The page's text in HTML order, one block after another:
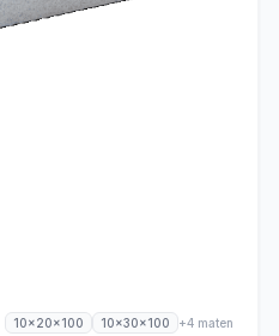
10x20x100 10x30x100 +4 maten